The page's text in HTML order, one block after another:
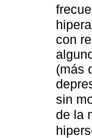
con
(más
sin
de la